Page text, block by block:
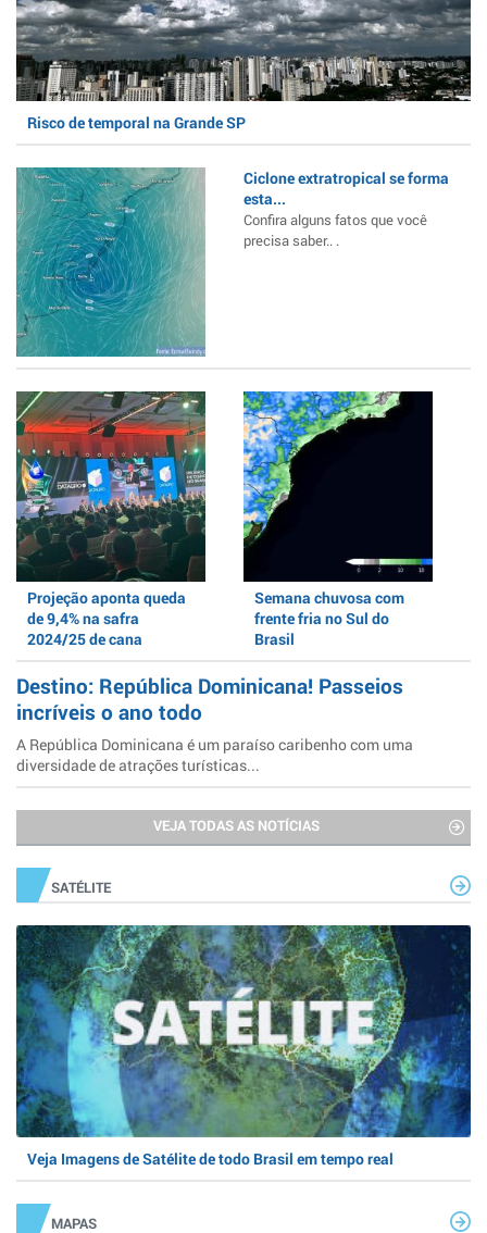
Risco de temporal na Grande SP
Ciclone extratropical se forma
esta...
Confira alguns fatos que você
precisa saber.. .
Projeção aponta queda
de 9,4% na safra
2024/25 de cana
Semana chuvosa com
frente fria no Sul do
Brasil
Destino: República Dominicana! Passeios
incríveis o ano todo
A República Dominicana é um paraíso caribenho com uma
diversidade de atrações turísticas...
VEJA TODAS AS NOTÍCIAS
SATÉLITE
Veja Imagens de Satélite de todo Brasil em tempo real
MAPAS